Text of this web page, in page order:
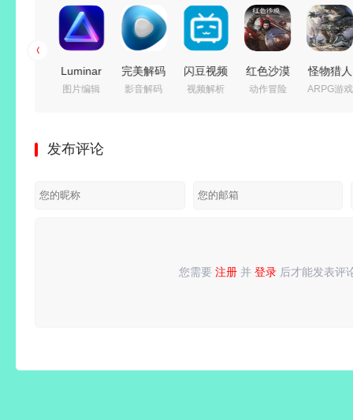
装激活
Luminar
Neo (照
v1.28.0
电脑版
图片编辑
完美解码
播放器
影音解码
闪豆视频
下载器
绿色精简
视频解析
红色沙漠
v1.14.00
解压即撸
动作冒险
怪物猎人
世界 冰
+全
ARPG游戏
发布评论
您需要 注册 并 登录 后才能发表评
请登录或 注册后再发表评论！